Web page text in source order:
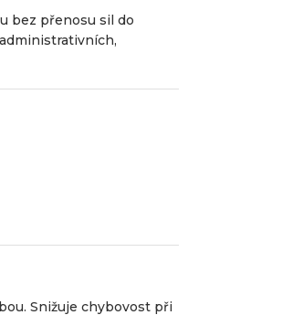
bez přenosu sil do
Snižuje chybovost při